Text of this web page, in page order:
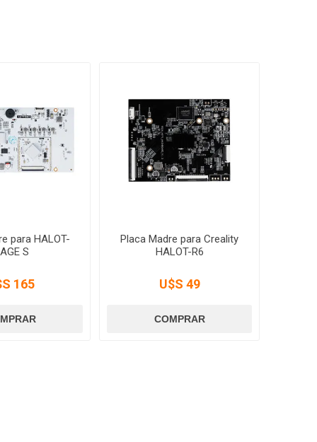
para HALOT-
S
165
Placa Madre para Creality
HALOT-R6
U$S 49